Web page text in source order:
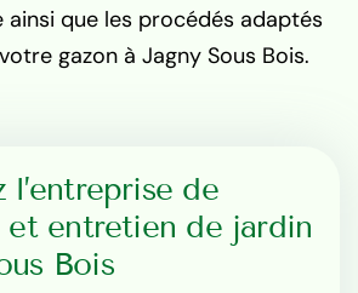
que les procédés adaptés
gazon à Jagny Sous Bois.
l’entreprise de
et entretien de jardin
Bois